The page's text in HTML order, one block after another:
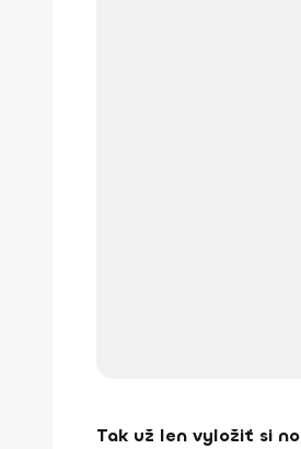
Tak už len vyložiť si